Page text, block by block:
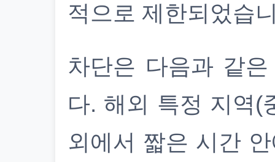
적으로 제한되었습
차단은 다음과 같
다. 해외 특정 지역(
외에서 짧은 시간